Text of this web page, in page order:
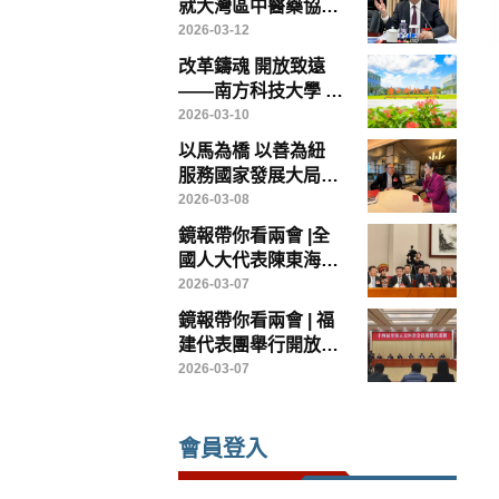
就大灣區中醫藥協同
發展提出具體建議 倡
成立專責政策委員會
破解制度瓶頸
2026-03-12
改革鑄魂 開放致遠
——南方科技大學 中
國高等教育改革的範
本
2026-03-10
以馬為橋 以善為紐
服務國家發展大局
——香港鏡報專訪全
國政協常委、香港賽
馬會主席廖長江
2026-03-08
鏡報帶你看兩會 |全
國人大代表陳東海：
以台創園為載體，打
造兩岸農業融合發展
示範樣板
2026-03-07
鏡報帶你看兩會 | 福
建代表團舉行開放團
組會議
2026-03-07
會員登入